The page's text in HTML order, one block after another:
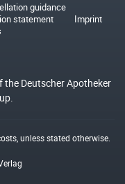
guidance
statement
Imprint
the Deutscher Apotheker
, unless stated otherwise.